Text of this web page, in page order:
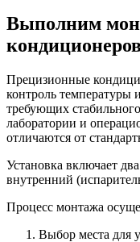
Выполним
Прецизионные
контроль температуры
требующих
лаборатории и
отличаются от
Установка включает
внутренний
Процесс монтажа
Выбор места для